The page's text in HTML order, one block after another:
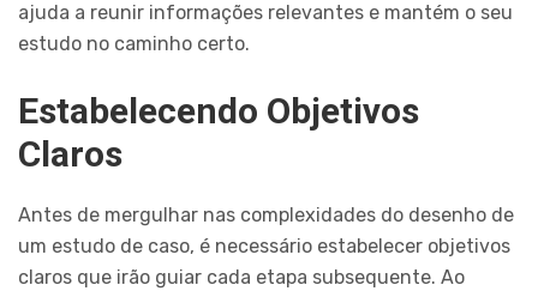
ajuda a reunir informações relevantes e mantém o seu
estudo no caminho certo.
Estabelecendo Objetivos
Claros
Antes de mergulhar nas complexidades do desenho de
um estudo de caso, é necessário estabelecer objetivos
claros que irão guiar cada etapa subsequente. Ao